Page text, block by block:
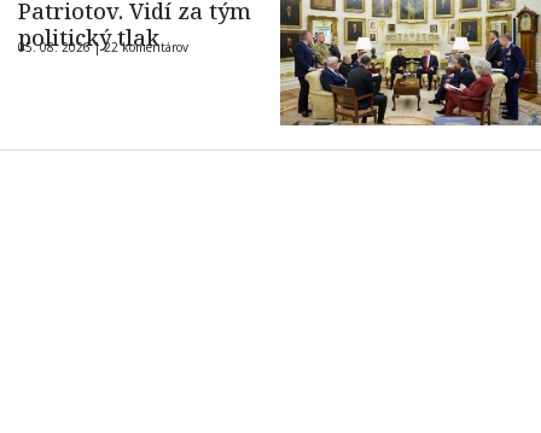
Patriotov. Vidí za tým
politický tlak
05. 08. 2026 |22 komentárov